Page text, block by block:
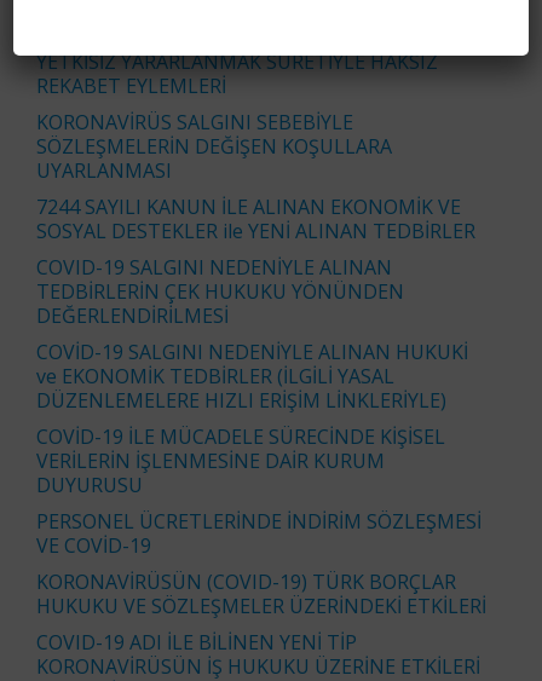
YETKİSİZ YARARLANMAK SURETİYLE HAKSIZ
REKABET EYLEMLERİ
KORONAVİRÜS SALGINI SEBEBİYLE
SÖZLEŞMELERİN DEĞİŞEN KOŞULLARA
UYARLANMASI
7244 SAYILI KANUN İLE ALINAN EKONOMİK VE
SOSYAL DESTEKLER ile YENİ ALINAN TEDBİRLER
COVID-19 SALGINI NEDENİYLE ALINAN
TEDBİRLERİN ÇEK HUKUKU YÖNÜNDEN
DEĞERLENDİRİLMESİ
COVİD-19 SALGINI NEDENİYLE ALINAN HUKUKİ
ve EKONOMİK TEDBİRLER (İLGİLİ YASAL
DÜZENLEMELERE HIZLI ERİŞİM LİNKLERİYLE)
COVİD-19 İLE MÜCADELE SÜRECİNDE KİŞİSEL
VERİLERİN İŞLENMESİNE DAİR KURUM
DUYURUSU
PERSONEL ÜCRETLERİNDE İNDİRİM SÖZLEŞMESİ
VE COVİD-19
KORONAVİRÜSÜN (COVID-19) TÜRK BORÇLAR
HUKUKU VE SÖZLEŞMELER ÜZERİNDEKİ ETKİLERİ
COVID-19 ADI İLE BİLİNEN YENİ TİP
KORONAVİRÜSÜN İŞ HUKUKU ÜZERİNE ETKİLERİ